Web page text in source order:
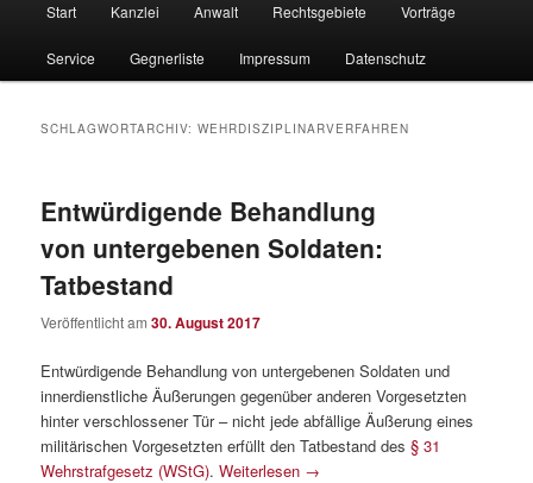
Start Kanzlei Anwalt Rechtsgebiete Vorträge
Service Gegnerliste Impressum Datenschutz
SCHLAGWORTARCHIV:WEHRDISZIPLINARVERFAHREN
Entwürdigende Behandlung
von untergebenen Soldaten:
Tatbestand
Veröffentlicht am30. August 2017
Entwürdigende Behandlung von untergebenen Soldaten und
innerdienstliche Äußerungen gegenüber anderen Vorgesetzten
hinter verschlossener Tür – nicht jede abfällige Äußerung eines
militärischen Vorgesetzten erfüllt den Tatbestand des§ 31
Wehrstrafgesetz (WStG).Weiterlesen →